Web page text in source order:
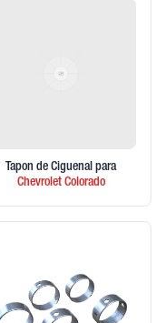
Tapon de Ciguenal para
ChevroletColorado